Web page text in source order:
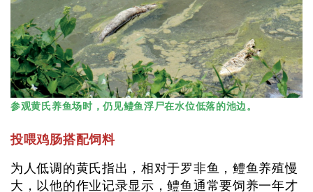
参观黄氏养鱼场时，仍见鳢鱼浮尸在水位低落的池边。
投喂鸡肠搭配饲料
为人低调的黄氏指出，相对于罗非鱼，鳢鱼养殖慢
大，以他的作业记录显示，鳢鱼通常要饲养一年才